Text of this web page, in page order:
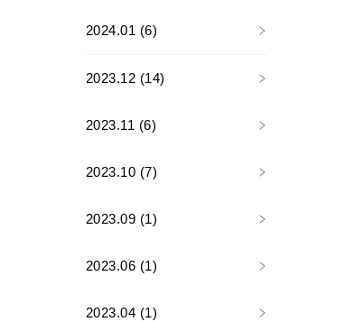
2024.01 (6)
2023.12 (14)
2023.11 (6)
2023.10 (7)
2023.09 (1)
2023.06 (1)
2023.04 (1)